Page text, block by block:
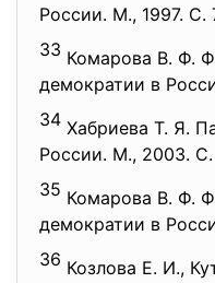
России. М., 1997. С.
33 Комарова В. Ф.
демократии в
34 Хабриева Т. Я.
России. М., 2003. С.
35 Комарова В. Ф.
демократии в
36 Козлова Е. И.,